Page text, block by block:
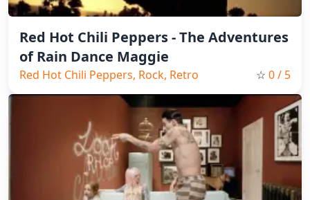
Red Hot Chili Peppers - The Adventures
of Rain Dance Maggie
Red Hot Chili Peppers, Rock, Retro ☆ 0/ 5